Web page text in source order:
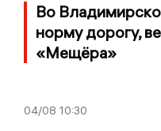
Во
норму дорогу,
«Мещёра»
04/08 10:30